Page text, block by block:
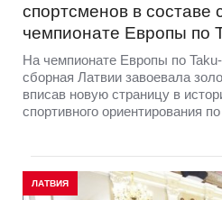
спортсменов в составе
чемпионате Европы по
На чемпионате Европы по
сборная Латвии завоевала
вписав новую страницу в
спортивного ориентирования
ЛАТВИЯ